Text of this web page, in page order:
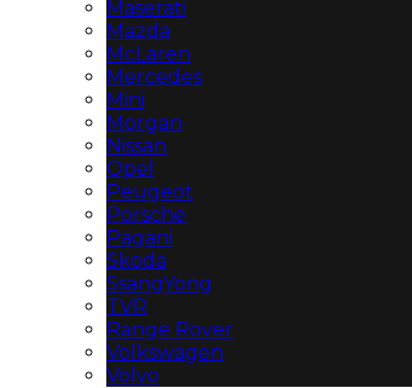
Maserati
Mazda
McLaren
Mercedes
Mini
Morgan
Nissan
Opel
Peugeot
Porsche
Pagani
Skoda
SsangYong
TVR
Range Rover
Volkswagen
Volvo